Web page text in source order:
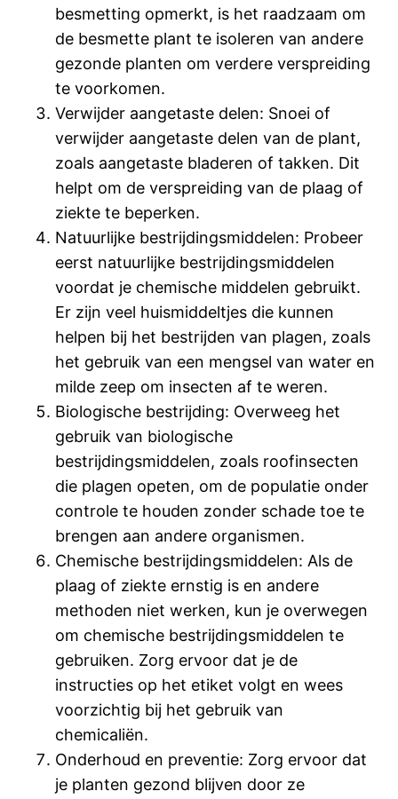
besmetting opmerkt, is het raadzaam om
de besmette plant te isoleren van andere
gezonde planten om verdere verspreiding
te voorkomen.
Verwijder aangetaste delen: Snoei of
verwijder aangetaste delen van de plant,
zoals aangetaste bladeren of takken. Dit
helpt om de verspreiding van de plaag of
ziekte te beperken.
Natuurlijke bestrijdingsmiddelen: Probeer
eerst natuurlijke bestrijdingsmiddelen
voordat je chemische middelen gebruikt.
Er zijn veel huismiddeltjes die kunnen
helpen bij het bestrijden van plagen, zoals
het gebruik van een mengsel van water en
milde zeep om insecten af ​​te weren.
Biologische bestrijding: Overweeg het
gebruik van biologische
bestrijdingsmiddelen, zoals roofinsecten
die plagen opeten, om de populatie onder
controle te houden zonder schade toe te
brengen aan andere organismen.
Chemische bestrijdingsmiddelen: Als de
plaag of ziekte ernstig is en andere
methoden niet werken, kun je overwegen
om chemische bestrijdingsmiddelen te
gebruiken. Zorg ervoor dat je de
instructies op het etiket volgt en wees
voorzichtig bij het gebruik van
chemicaliën.
Onderhoud en preventie: Zorg ervoor dat
je planten gezond blijven door ze